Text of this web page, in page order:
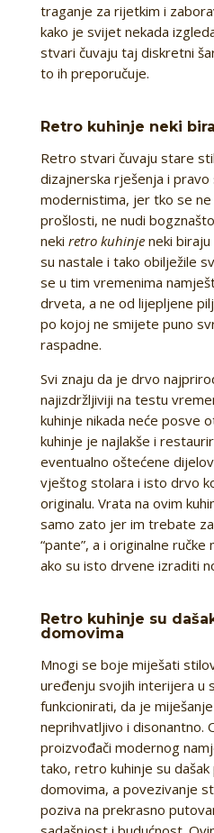
traganje za rijetkim i
kako je svijet nekada
stvari čuvaju taj diskretni
to ih preporučuje.
Retro kuhinje neki
Retro stvari čuvaju stare
dizajnerska rješenja i
modernistima, jer tko se ne
prošlosti, ne nudi
neki retro kuhinjeneki biraju
su nastale i tako obilježile
se u tim vremenima
drveta, a ne od lijepljene
po kojoj ne smijete puno
raspadne.
Svi znaju da je drvo
najizdržljiviji na testu
kuhinje nikada neće posve
kuhinje je najlakše i
eventualno oštećene
vještog stolara i isto drvo
originalu. Vrata na ovim
samo zato jer im trebate
“pante”, a i originalne
ako su isto drvene izraditi
Retro kuhinje su
domovima
Mnogi se boje miješati
uređenju svojih interijera u
funkcionirati, da je
neprihvatljivo i disonantno.
proizvođači modernog
tako, retro kuhinje su
domovima, a povezivanje
poziva na prekrasno